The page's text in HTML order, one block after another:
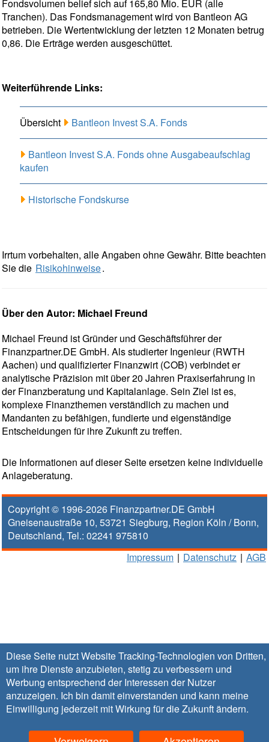
Diese Seite nutzt Website Tracking-Technologien von Dritten,
um ihre Dienste anzubieten, stetig zu verbessern und
Werbung entsprechend der Interessen der Nutzer
anzuzeigen. Ich bin damit einverstanden und kann meine
Einwilligung jederzeit mit Wirkung für die Zukunftändern.
Fondsvolumen belief sich auf 165,80 Mio. EUR (alle
Tranchen). Das Fondsmanagement wird von Bantleon AG
betrieben. Die Wertentwicklung der letzten 12 Monaten betrug
0,86. Die Erträge werden ausgeschüttet.
Weiterführende Links:
Übersicht Bantleon Invest S.A. Fonds
Bantleon Invest S.A. Fonds ohne Ausgabeaufschlag
kaufen
Historische Fondskurse
Irrtum vorbehalten, alle Angaben ohne Gewähr. Bitte beachten
Sie die Risikohinweise.
Über den Autor: Michael Freund
Michael Freund ist Gründer und Geschäftsführer der
Finanzpartner.DE GmbH. Als studierter Ingenieur (RWTH
Aachen) und qualifizierter Finanzwirt (COB) verbindet er
analytische Präzision mit über 20 Jahren Praxiserfahrung in
der Finanzberatung und Kapitalanlage. Sein Ziel ist es,
komplexe Finanzthemen verständlich zu machen und
Mandanten zu befähigen, fundierte und eigenständige
Entscheidungen für ihre Zukunft zu treffen.
Die Informationen auf dieser Seite ersetzen keine individuelle
Anlageberatung.
Copyright © 1996-2026 Finanzpartner.DE GmbH
Gneisenaustraße 10, 53721 Siegburg, Region Köln / Bonn,
Deutschland, Tel.: 02241 975810
Impressum | Datenschutz | AGB